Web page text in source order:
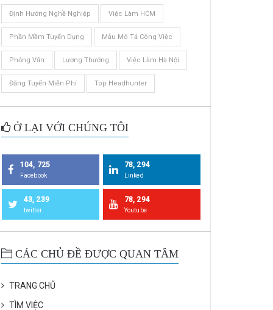
Định Hướng Nghề Nghiệp Việc Làm HCM
Phần Mềm Tuyển Dụng Mẫu Mô Tả Công Việc
Phỏng Vấn Lương Thưởng Việc Làm Hà Nội
Đăng Tuyển Miễn Phí Top Headhunter
Ở LẠI VỚI CHÚNG TÔI
104, 725
Facebook
78, 294
Linked
43, 239
twitter
78, 294
Youtube
CÁC CHỦ ĐỀ ĐƯỢC QUAN TÂM
TRANG CHỦ
TÌM VIỆC